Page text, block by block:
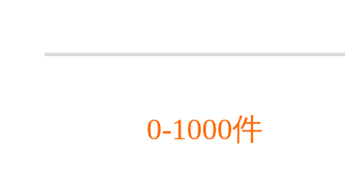
0-1000件